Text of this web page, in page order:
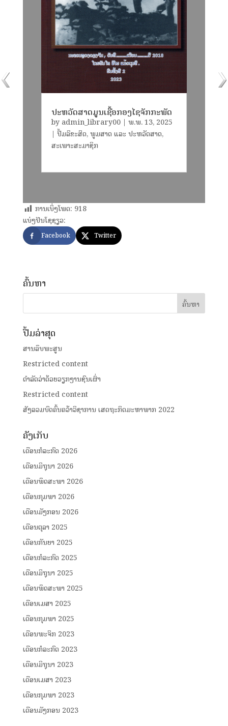
ປະຫວັດສາດມູນເຊື້ອກອງໄຊຈັກກະພັດ
by admin_library00| ພ.ພ. 13, 2025
| ປຶ້ມລິຂະສິດ,ພູມສາດ ແລະ ປະຫວັດສາດ,
ສະເພາະສະມາຊິກ
ການເບິ່ງໂພດ: 918
ແບ່ງປັນໂຊຊຽວ:
Facebook Twitter
ຄົ້ນຫາ
ປື້ມລ່າສຸດ
ສານລຶບພະສູນ
Restricted content
ດໍາລັດວ່າດ້ວຍວຽກງານຊົນເຜົ່າ
Restricted content
ສັງລວມບົດຄົ້ນຄວ້າວິຊາການ ເສດຖະກິດມະຫາພາກ 2022
ຄັງເກັບ
ເດືອນກໍລະກົດ 2026
ເດືອນມິຖຸນາ 2026
ເດືອນພຶດສະພາ 2026
ເດືອນກຸມພາ 2026
ເດືອນມັງກອນ 2026
ເດືອນຕຸລາ 2025
ເດືອນກັນຍາ 2025
ເດືອນກໍລະກົດ 2025
ເດືອນມິຖຸນາ 2025
ເດືອນພຶດສະພາ 2025
ເດືອນເມສາ 2025
ເດືອນກຸມພາ 2025
ເດືອນພະຈິກ 2023
ເດືອນກໍລະກົດ 2023
ເດືອນມິຖຸນາ 2023
ເດືອນເມສາ 2023
ເດືອນກຸມພາ 2023
ເດືອນມັງກອນ 2023